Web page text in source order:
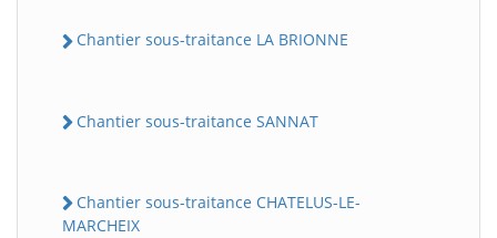
Chantier sous-traitance LA BRIONNE
Chantier sous-traitance SANNAT
Chantier sous-traitance CHATELUS-LE-
MARCHEIX